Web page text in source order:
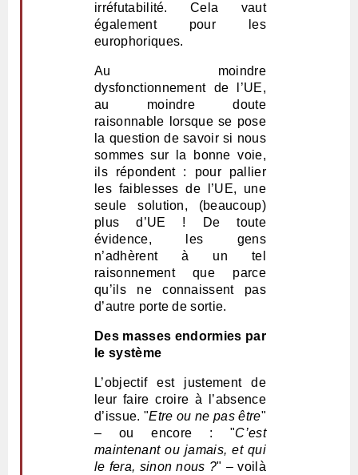
irréfutabilité. Cela vaut
également pour les
europhoriques.
Au moindre
dysfonctionnement de l’UE,
au moindre doute
raisonnable lorsque se pose
la question de savoir si nous
sommes sur la bonne voie,
ils répondent : pour pallier
les faiblesses de l’UE, une
seule solution, (beaucoup)
plus d’UE ! De toute
évidence, les gens
n’adhèrent à un tel
raisonnement que parce
qu’ils ne connaissent pas
d’autre porte de sortie.
Des masses endormies par
le système
L’objectif est justement de
leur faire croire à l’absence
d’issue. "Etre ou ne pas être"
– ou encore : "C’est
maintenant ou jamais, et qui
le fera, sinon nous ?" – voilà